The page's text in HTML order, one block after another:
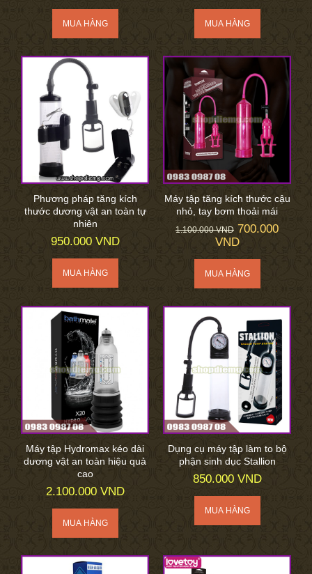
Phương pháp tăng kích
thước dương vật an toàn tự
nhiên
950.000 VND
Máy tập tăng kích thước cậu
nhỏ, tay bơm thoải mái
1.100.000 VND 700.000
VND
Máy tập Hydromax kéo dài
dương vật an toàn hiệu quả
cao
2.100.000 VND
Dụng cụ máy tập làm to bộ
phận sinh dục Stallion
850.000 VND